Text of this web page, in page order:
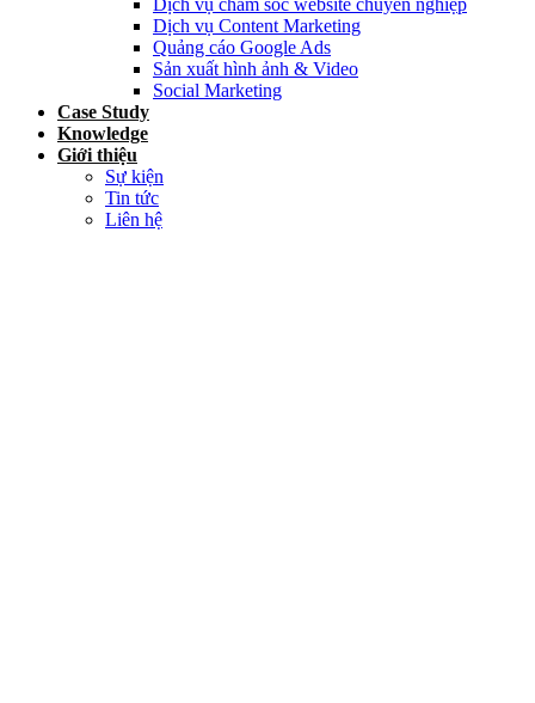
Dịch vụ chăm sóc website chuyên nghiệp
Dịch vụ Content Marketing
Quảng cáo Google Ads
Sản xuất hình ảnh & Video
Social Marketing
Case Study
Knowledge
Giới thiệu
Sự kiện
Tin tức
Liên hệ